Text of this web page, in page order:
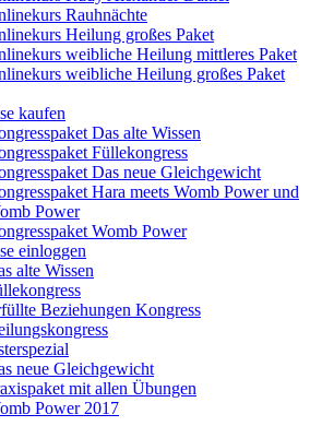
Rauhnächte
Heilung großes Paket
weibliche Heilung mittleres Paket
weibliche Heilung großes Paket
kaufen
Das alte Wissen
Füllekongress
Das neue Gleichgewicht
Hara meets Womb Power und
Power
Womb Power
einloggen
alte Wissen
Beziehungen Kongress
neue Gleichgewicht
mit allen Übungen
Power 2017